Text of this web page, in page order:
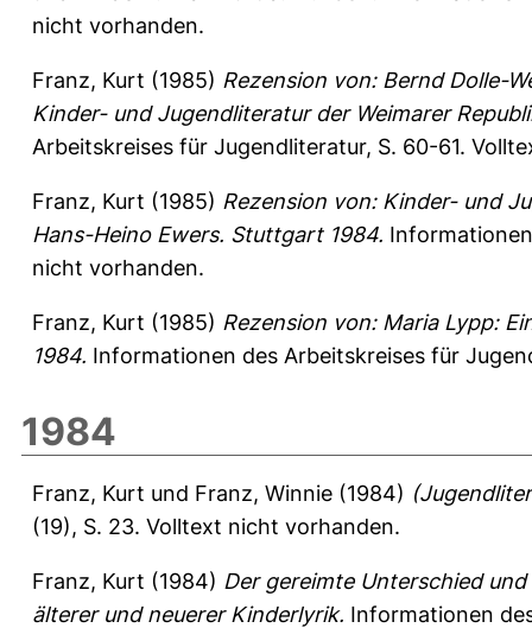
nicht vorhanden.
Franz, Kurt (1985) Rezension von: Bernd Dolle-
Kinder- und Jugendliteratur der Weimarer
Arbeitskreises für Jugendliteratur, S. 60-61.
Franz, Kurt (1985) Rezension von: Kinder- und
Hans-Heino Ewers. Stuttgart 1984.
nicht vorhanden.
Franz, Kurt (1985) Rezension von: Maria Lypp:
1984. Informationen des Arbeitskreises für
1984
Franz, Kurt und Franz, Winnie (1984)
(19), S. 23. Volltext nicht vorhanden.
Franz, Kurt (1984) Der gereimte Unterschied
älterer und neuerer Kinderlyrik. Informationen